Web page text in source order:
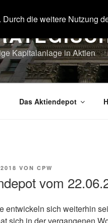
Kapitalanlage in Aktien
Das Aktiendepot
VON CPW
vom
entwickeln sich weiterhin
die weitere Nutzung